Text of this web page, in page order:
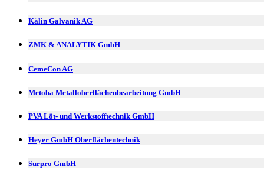
Kälin Galvanik AG
ZMK & ANALYTIK GmbH
CemeCon AG
Metoba Metalloberflächenbearbeitung GmbH
PVA Löt- und Werkstofftechnik GmbH
Heyer GmbH Oberflächentechnik
Surpro GmbH